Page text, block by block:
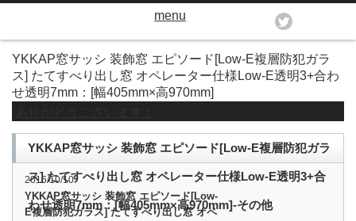
menu
YKKAP窓サッシ 装飾窓 エピソード[Low-E複層防犯ガラ
ス] たてすべり出し窓 オペレーター仕様Low-E透明3+合わ
せ透明7mm：[幅405mm×高970mm]
YKKAP窓サッシ 装飾窓 エピソード[Low-E複層防犯ガラ
ス] たてすべり出し窓 オペレーター仕様Low-E透明3+合
わせ透明7mm：[幅405mm×高970mm]-その他
2016/10/10
YKKAP窓サッシ 装飾窓 エピソード[Low-
E複層防犯ガラス] たてすべり出し窓 オペ